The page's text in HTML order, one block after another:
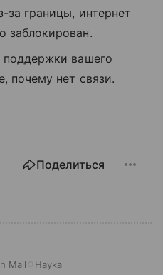
за границы, интернет
заблокирован.
поддержки вашего
почему нет связи.
Поделиться
Mail Наука